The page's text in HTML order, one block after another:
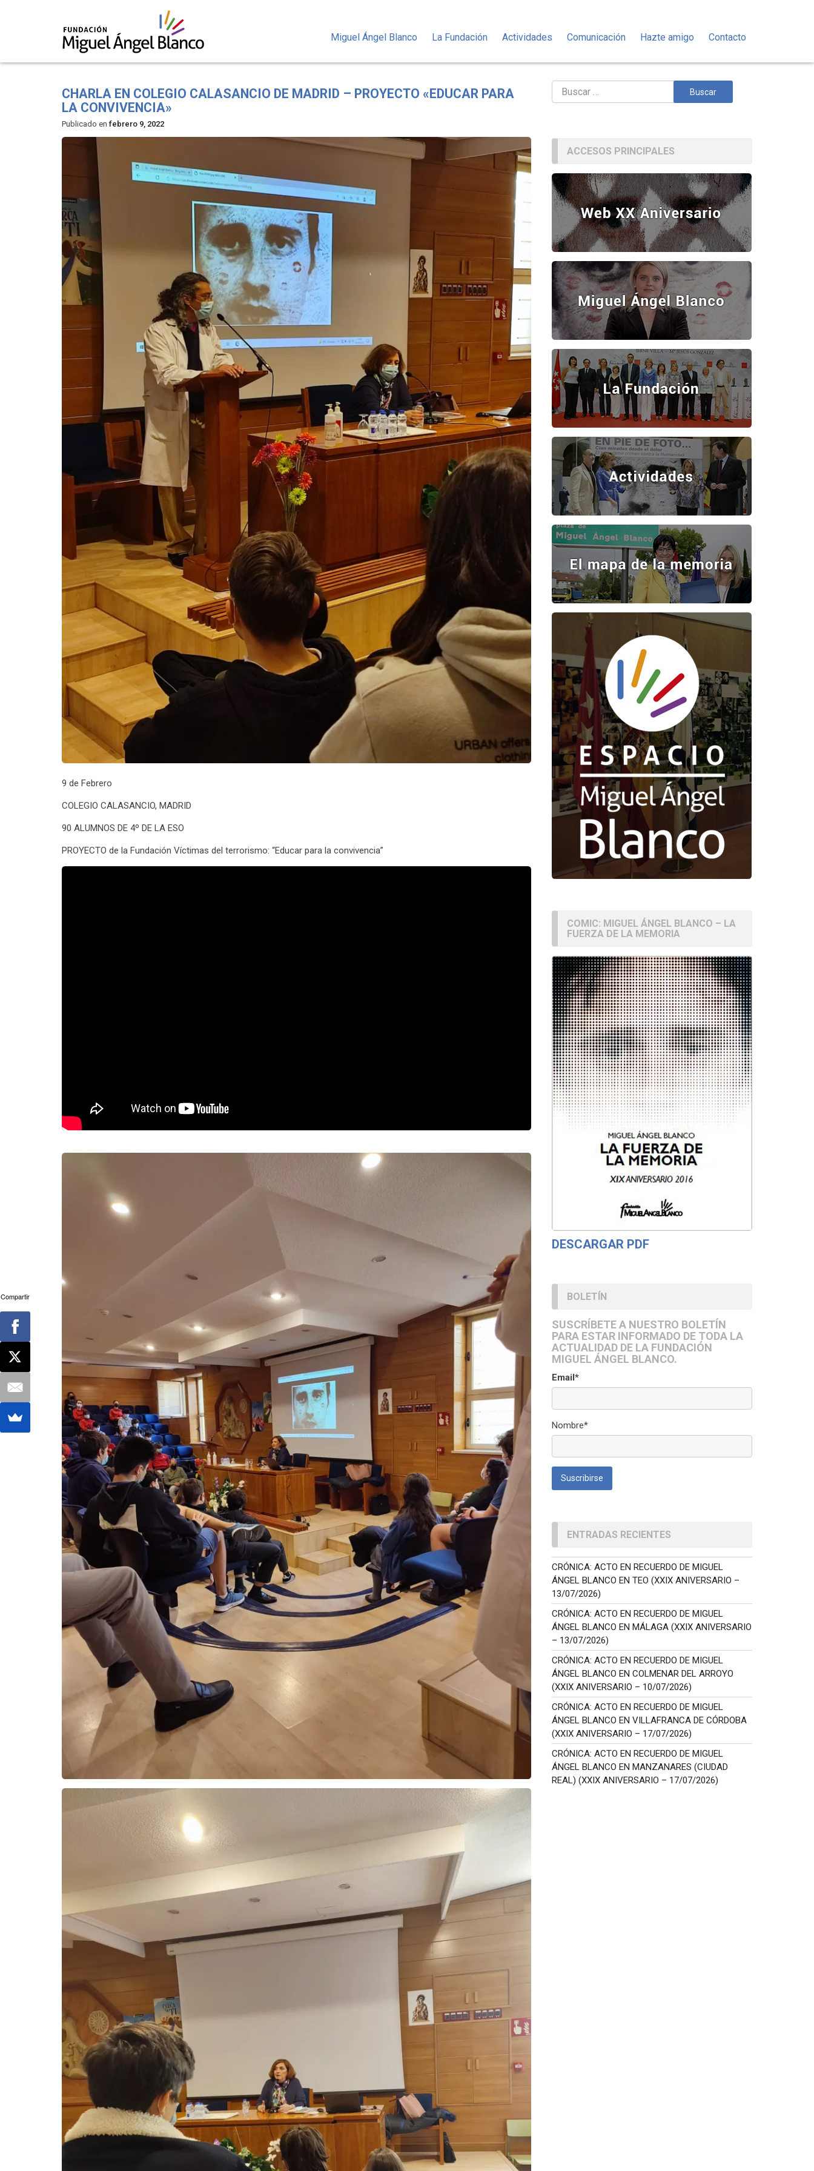
Miguel Ángel Blanco La Fundación Actividades Comunicación Hazte amigo Contacto
CHARLA EN COLEGIO CALASANCIO DE MADRID – PROYECTO «EDUCAR PARA
LA CONVIVENCIA»
Publicado en febrero 9, 2022
9 de Febrero
COLEGIO CALASANCIO, MADRID
90 ALUMNOS DE 4º DE LA ESO
PROYECTO de la Fundación Víctimas del terrorismo: “Educar para la convivencia”
Buscar:
ACCESOS PRINCIPALES
COMIC: MIGUEL ÁNGEL BLANCO – LA
FUERZA DE LA MEMORIA
DESCARGAR PDF
BOLETÍN
SUSCRÍBETE A NUESTRO BOLETÍN
PARA ESTAR INFORMADO DE TODA LA
ACTUALIDAD DE LA FUNDACIÓN
MIGUEL ÁNGEL BLANCO.
Email*
Nombre*
ENTRADAS RECIENTES
CRÓNICA: ACTO EN RECUERDO DE MIGUEL
ÁNGEL BLANCO EN TEO (XXIX ANIVERSARIO –
13/07/2026)
CRÓNICA: ACTO EN RECUERDO DE MIGUEL
ÁNGEL BLANCO EN MÁLAGA (XXIX ANIVERSARIO
– 13/07/2026)
CRÓNICA: ACTO EN RECUERDO DE MIGUEL
ÁNGEL BLANCO EN COLMENAR DEL ARROYO
(XXIX ANIVERSARIO – 10/07/2026)
CRÓNICA: ACTO EN RECUERDO DE MIGUEL
ÁNGEL BLANCO EN VILLAFRANCA DE CÓRDOBA
(XXIX ANIVERSARIO – 17/07/2026)
CRÓNICA: ACTO EN RECUERDO DE MIGUEL
ÁNGEL BLANCO EN MANZANARES (CIUDAD
REAL) (XXIX ANIVERSARIO – 17/07/2026)
Compartir